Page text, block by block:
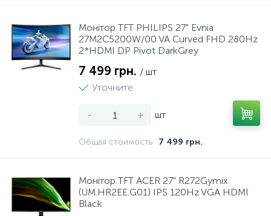
Монiтор TFT PHILIPS 27" Evnia
27M2C5200W/00 VA Curved FHD 280Hz
2*HDMI DP Pivot DarkGrey
7 499 грн. / шт
Уточните
- + шт
Общая стоимость 7 499 грн.
Монiтор TFT ACER 27" R272Gymix
(UM.HR2EE.G01) IPS 120Hz VGA HDMI
Black